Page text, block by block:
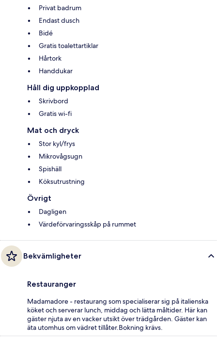
Privat badrum
Endast dusch
Bidé
Gratis toalettartiklar
Hårtork
Handdukar
Håll dig uppkopplad
Skrivbord
Gratis wi-fi
Mat och dryck
Stor kyl/frys
Mikrovågsugn
Spishäll
Köksutrustning
Övrigt
Dagligen
Värdeförvaringsskåp på rummet
Bekvämligheter
Restauranger
Madamadore - restaurang som specialiserar sig på italienska
köket och serverar lunch, middag och lätta måltider. Här kan
gäster njuta av en vacker utsikt över trädgården. Gäster kan
äta utomhus om vädret tillåter.Bokning krävs.